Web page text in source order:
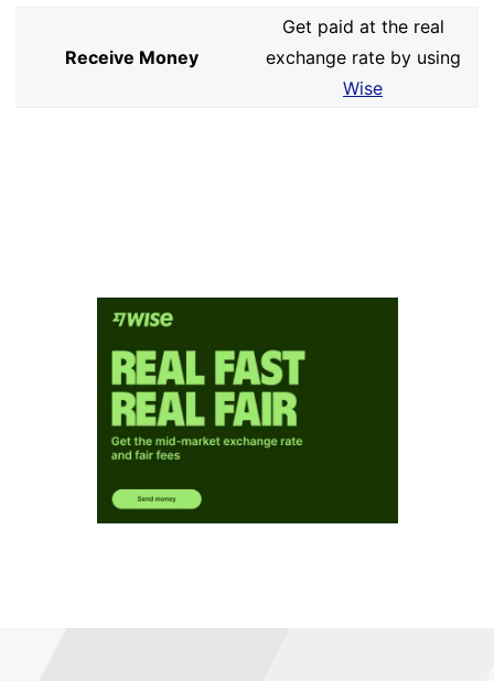
Receive Money
Get paid at the real
exchange rate by using
Wise